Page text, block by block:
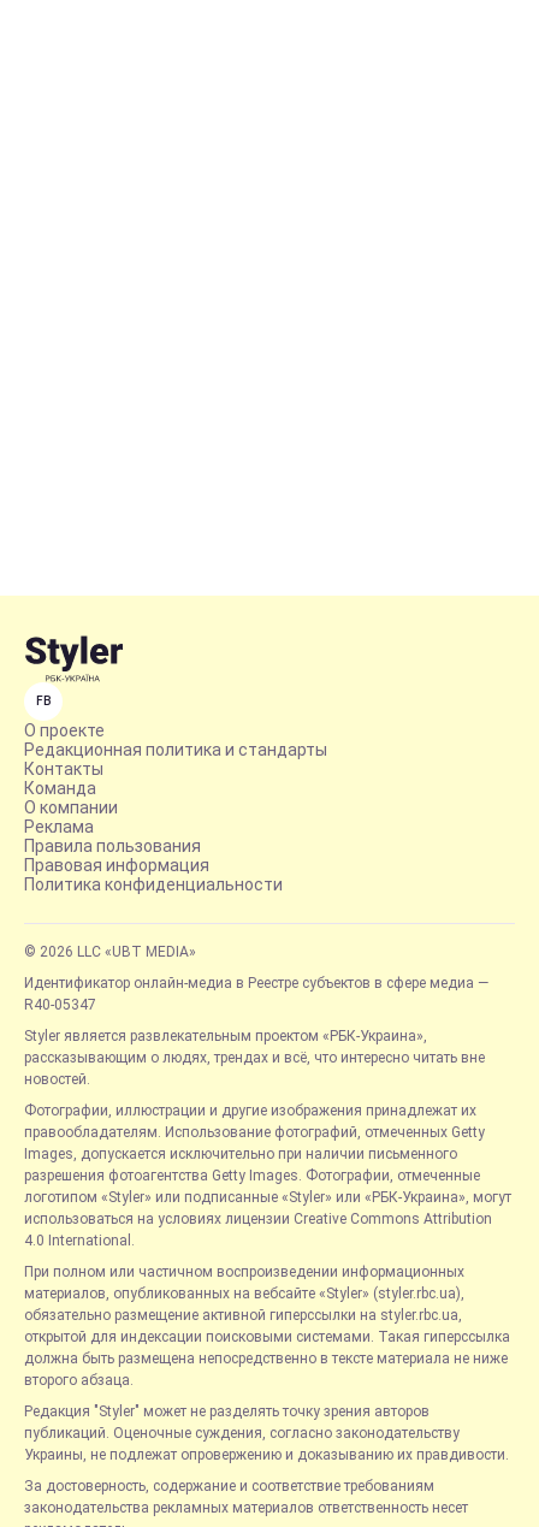
FB
О проекте
Редакционная политика и стандарты
Контакты
Команда
О компании
Реклама
Правила пользования
Правовая информация
Политика конфиденциальности
© 2026 LLC «UBT MEDIA»
Идентификатор онлайн-медиа в Реестре субъектов в сфере медиа —
R40-05347
Styler является развлекательным проектом «РБК-Украина»,
рассказывающим о людях, трендах и всё, что интересно читать вне
новостей.
Фотографии, иллюстрации и другие изображения принадлежат их
правообладателям. Использование фотографий, отмеченных Getty
Images, допускается исключительно при наличии письменного
разрешения фотоагентства Getty Images. Фотографии, отмеченные
логотипом «Styler» или подписанные «Styler» или «РБК-Украина», могут
использоваться на условиях лицензии Creative Commons Attribution
4.0 International.
При полном или частичном воспроизведении информационных
материалов, опубликованных на вебсайте «Styler» (styler.rbc.ua),
обязательно размещение активной гиперссылки на styler.rbc.ua,
открытой для индексации поисковыми системами. Такая гиперссылка
должна быть размещена непосредственно в тексте материала не ниже
второго абзаца.
Редакция "Styler" может не разделять точку зрения авторов
публикаций. Оценочные суждения, согласно законодательству
Украины, не подлежат опровержению и доказыванию их правдивости.
За достоверность, содержание и соответствие требованиям
законодательства рекламных материалов ответственность несет